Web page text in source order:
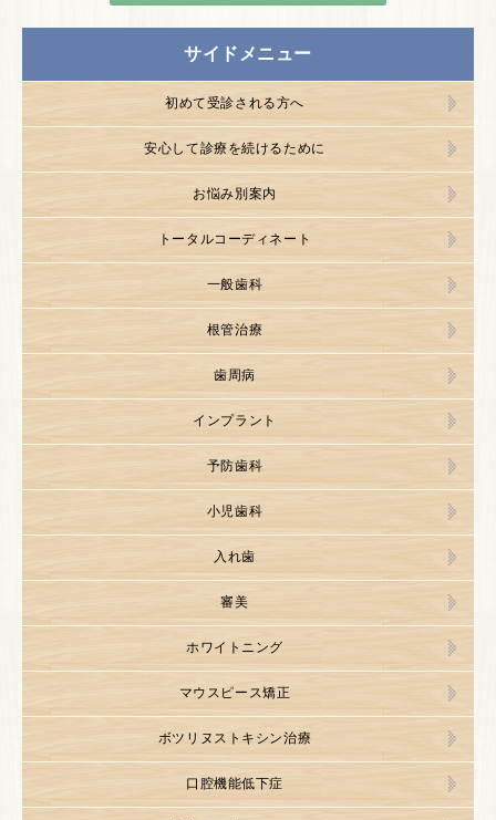
サイドメニュー
初めて受診される方へ
安心して診療を続けるために
お悩み別案内
トータルコーディネート
一般歯科
根管治療
歯周病
インプラント
予防歯科
小児歯科
入れ歯
審美
ホワイトニング
マウスピース矯正
ボツリヌストキシン治療
口腔機能低下症